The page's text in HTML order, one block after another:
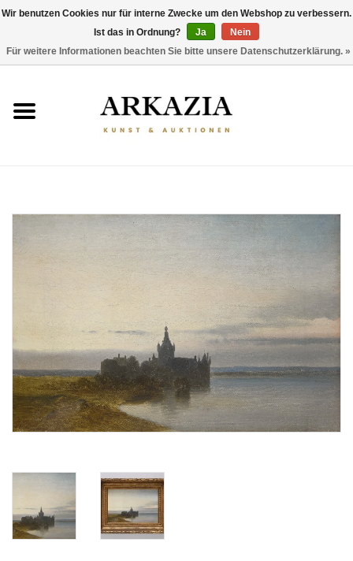
AKTUELLER KATALOG
THEMEN
ENTDECKEN
Wir benutzen Cookies nur für interne Zwecke um den Webshop zu verbessern.
Ist das in Ordnung?
Ja
Nein
Für weitere Informationen beachten Sie bitte unsere Datenschutzerklärung. »